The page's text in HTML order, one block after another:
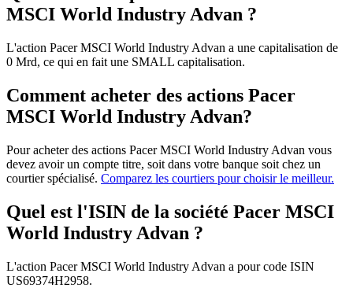
MSCI World Industry Advan ?
L'action Pacer MSCI World Industry Advan a une capitalisation de
0 Mrd, ce qui en fait une SMALL capitalisation.
Comment acheter des actions Pacer
MSCI World Industry Advan?
Pour acheter des actions Pacer MSCI World Industry Advan vous
devez avoir un compte titre, soit dans votre banque soit chez un
courtier spécialisé. Comparez les courtiers pour choisir le meilleur.
Quel est l'ISIN de la société Pacer MSCI
World Industry Advan ?
L'action Pacer MSCI World Industry Advan a pour code ISIN
US69374H2958.